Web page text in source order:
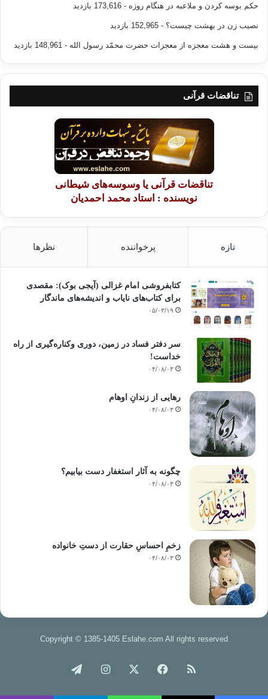
حکم بوسه کردن و ملاعبه در هنگام روزه - 173,616 بازدید
نصیب زن در بهشت چیست؟ - 152,965 بازدید
بیست و هشت معجزه از معجزات حضرت محمّد رسول الله - 148,961 بازدید
تناقضات قرآنی
تناقضات قرآنی یا وسوسه‌های شیطانی
نویسنده : استاد محمد احمدیان
تازه پرخواننده نظرها
کتابفروشی امام غزالی (آیجی بوک): مقصدی
برای کتاب‌های نایاب و اندیشه‌های ماندگار
۰۵/۰۳/۱۹
سر دفتر فساد در زمین‌، دوری وکناره‌گیری از راه
خداست‌!
۰۴/۰۸/۰۳
رهایی از زندانِ اوهام
۰۴/۰۸/۰۳
چگونه به آثار استغفار دست بیابیم؟
۰۴/۰۸/۰۳
زخمِ احساسِ حقارت از دستِ خانواده
۰۴/۰۸/۰۳
Copyright © 1385-1405 Eslahe.com All rights reserved
خوراک فیس اینستاگرام